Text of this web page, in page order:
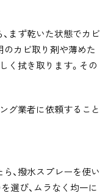
まず乾いた状態でカビ
のカビ取り剤や薄めた
く拭き取ります。その
グ業者に依頼すること
、撥水スプレーを使い
選び、ムラなく均一に